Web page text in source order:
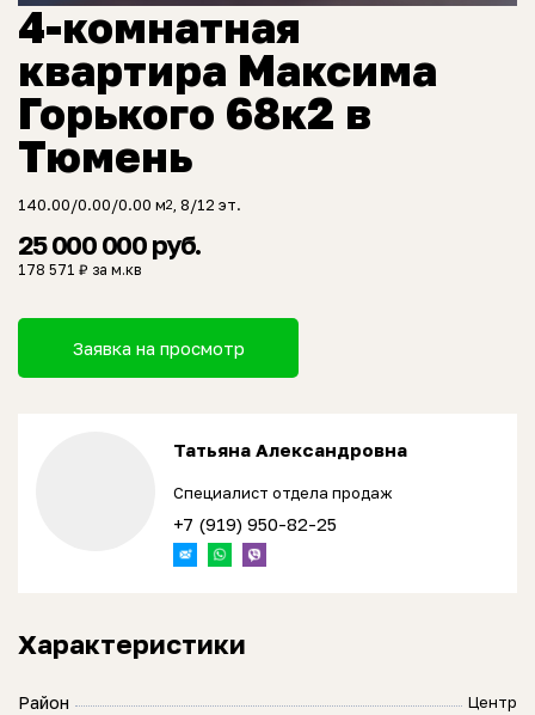
4-комнатная
квартира Максима
Горького 68к2 в
Тюмень
140.00/0.00/0.00 м2 , 8/12 эт.
25 000 000 руб.
178 571 ₽ за м.кв
Заявка на просмотр
Татьяна Александровна
Специалист отдела продаж
+7 (919) 950-82-25
Характеристики
Район Центр